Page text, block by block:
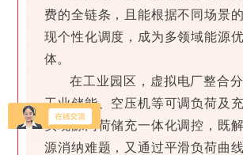
费的全链条，且能根据不同场景
现个性化调度，成为多领域能源
体。
在工业园区，虚拟电厂整合分
工业储能、空压机等可调负荷及
实现源网荷储充一体化调控，既
源消纳难题，又通过平滑负荷曲